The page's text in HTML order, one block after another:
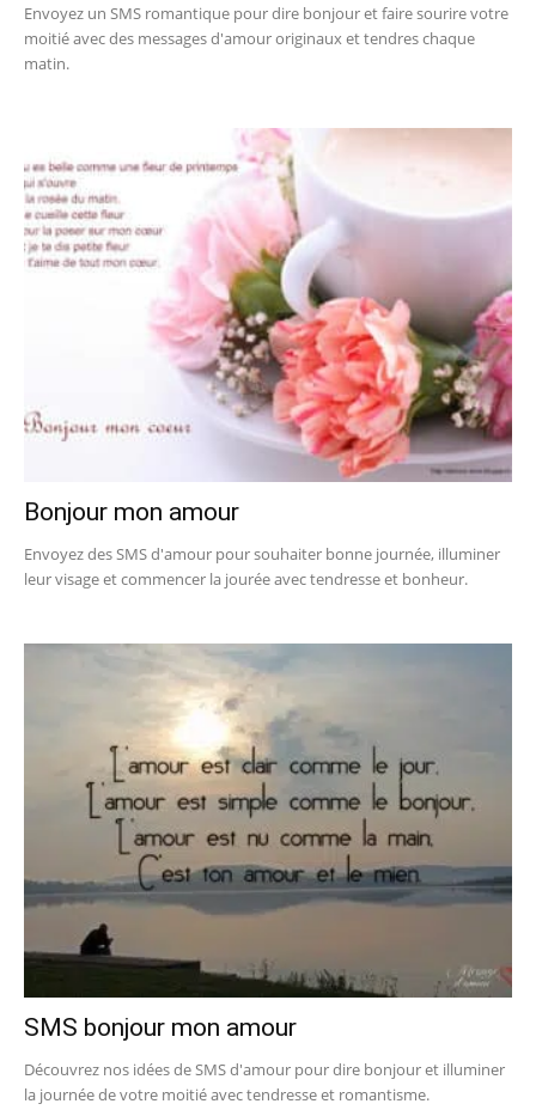
Envoyez un SMS romantique pour dire bonjour et faire sourire votre
moitié avec des messages d'amour originaux et tendres chaque
matin.
Bonjour mon amour
Envoyez des SMS d'amour pour souhaiter bonne journée, illuminer
leur visage et commencer la jourée avec tendresse et bonheur.
SMS bonjour mon amour
Découvrez nos idées de SMS d'amour pour dire bonjour et illuminer
la journée de votre moitié avec tendresse et romantisme.